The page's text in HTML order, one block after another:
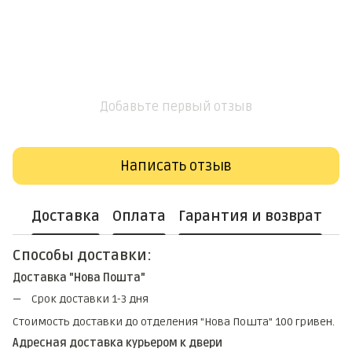
Добавьте первый отзыв
Написать отзыв
Доставка Оплата Гарантия и возврат
Способы доставки:
Доставка "Нова Пошта"
Срок доставки 1-3 дня
Стоимость доставки до отделения "Нова Пошта" 100 гривен.
Адресная доставка курьером к двери